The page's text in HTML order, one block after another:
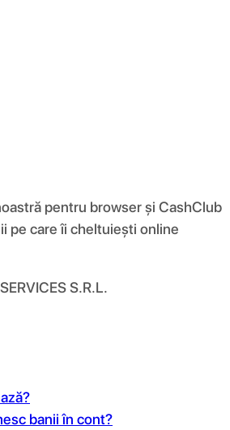
pentru browser și CashClub
pe care îi cheltuiești online
S.R.L.
banii în cont?